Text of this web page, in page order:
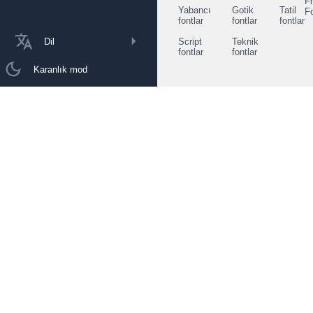
Dil
Karanlık mod
Yabancı
fontlar
Gotik
fontlar
Tatil
fontlar
Script
fontlar
Teknik
fontlar